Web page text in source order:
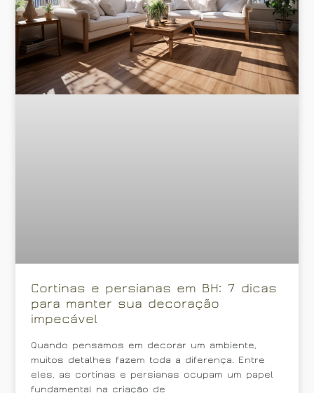
Cortinas e persianas em BH: 7 dicas
para manter sua decoração
impecável
Quando pensamos em decorar um ambiente,
muitos detalhes fazem toda a diferença. Entre
eles, as cortinas e persianas ocupam um papel
fundamental na criação de